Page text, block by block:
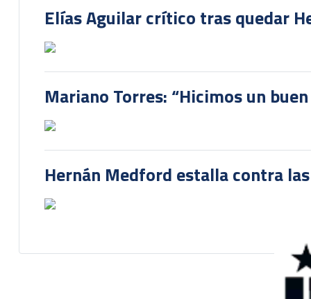
Elías Aguilar crítico tras quedar
Mariano Torres: “Hicimos un
Hernán Medford estalla contra